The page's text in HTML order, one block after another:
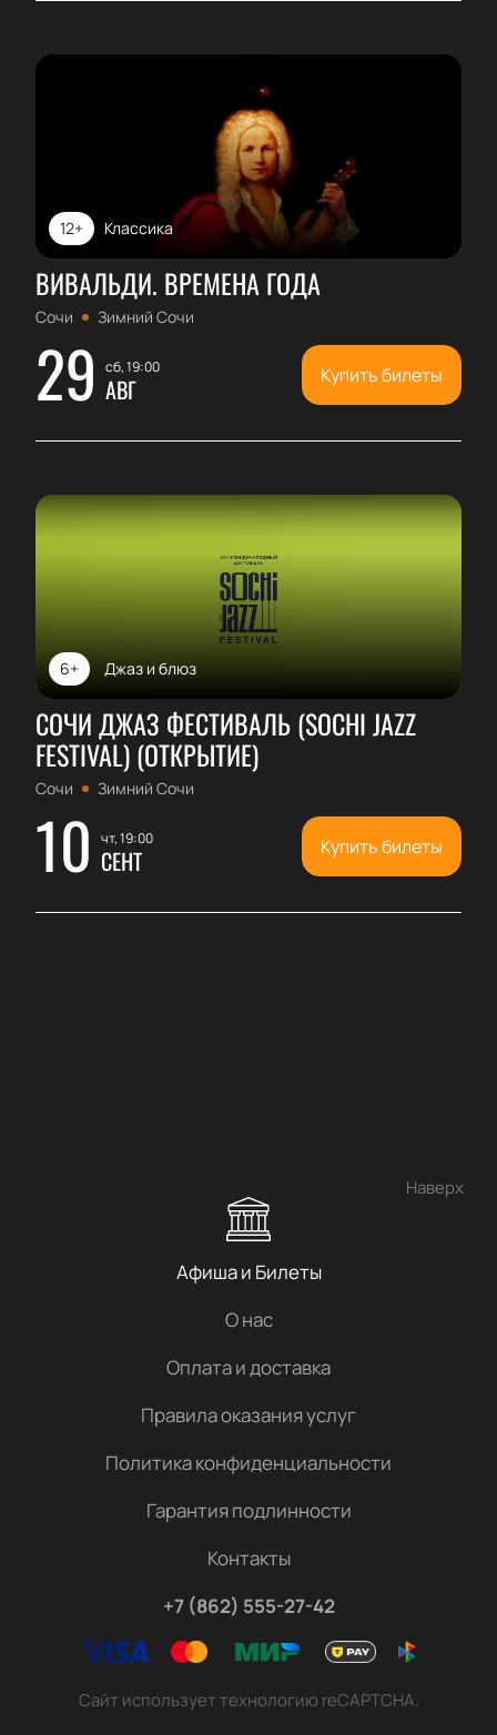
Классика
12+
ВИВАЛЬДИ. ВРЕМЕНА ГОДА
Сочи Зимний Сочи
29 сб, 19:00
АВГ Купить билеты
Джаз и блюз
6+
СОЧИ ДЖАЗ ФЕСТИВАЛЬ (SOCHI JAZZ
FESTIVAL) (ОТКРЫТИЕ)
Сочи Зимний Сочи
10 чт, 19:00
СЕНТ Купить билеты
Наверх
Афиша и Билеты
О нас
Оплата и доставка
Правила оказания услуг
Политика конфиденциальности
Гарантия подлинности
Контакты
+7 (862) 555-27-42
Сайт использует технологию reCAPTCHA.